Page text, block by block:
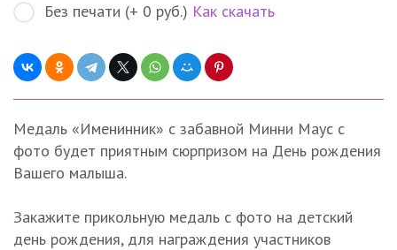
Без печати (+ 0 руб.) Как скачать
Медаль «Именинник» с забавной Минни Маус с
фото будет приятным сюрпризом на День рождения
Вашего малыша.
Закажите прикольную медаль с фото на детский
день рождения, для награждения участников